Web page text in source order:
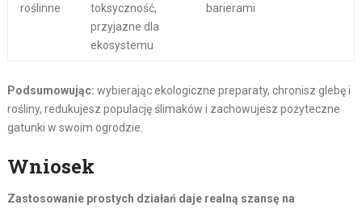
roślinne
toksyczność,
przyjazne dla
ekosystemu
barierami
Podsumowując: wybierając ekologiczne preparaty, chronisz glebę i
rośliny, redukujesz populację ślimaków i zachowujesz pożyteczne
gatunki w swoim ogrodzie.
Wniosek
Zastosowanie prostych działań daje realną szansę na